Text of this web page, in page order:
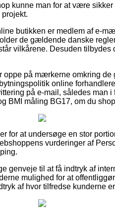
kunne man for at være
projekt.
butikken er medlem af e-
de gældende danske
vilkårene. Desuden tilbydes
oppe på mærkerne omkring
online
på e-mail, således man
BMI måling BG17, om du
for at undersøge en stor
vurderinger af
genveje til at få indtryk af
mulighed for at
af hvor tilfredse kunderne